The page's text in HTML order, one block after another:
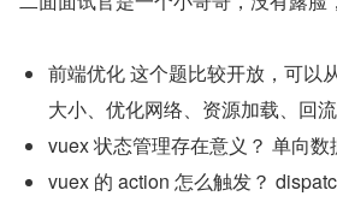
前端优化 这个题比较开放，可以
大小、优化网络、资源加载、回
vuex 状态管理存在意义？ 单向数
vuex 的 action 怎么触发？